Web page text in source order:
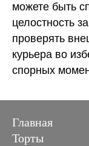
можете быть
целостность
проверять
курьера во
спорных
Главная
Торты